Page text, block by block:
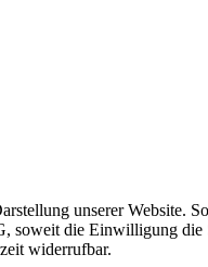
unserer Website.
soweit die Einwilligung die
widerrufbar.